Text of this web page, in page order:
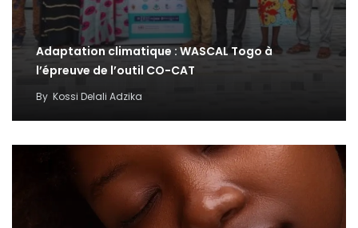
Adaptation climatique : WASCAL Togo à
l’épreuve de l’outil CO-CAT
By Kossi Delali Adzika